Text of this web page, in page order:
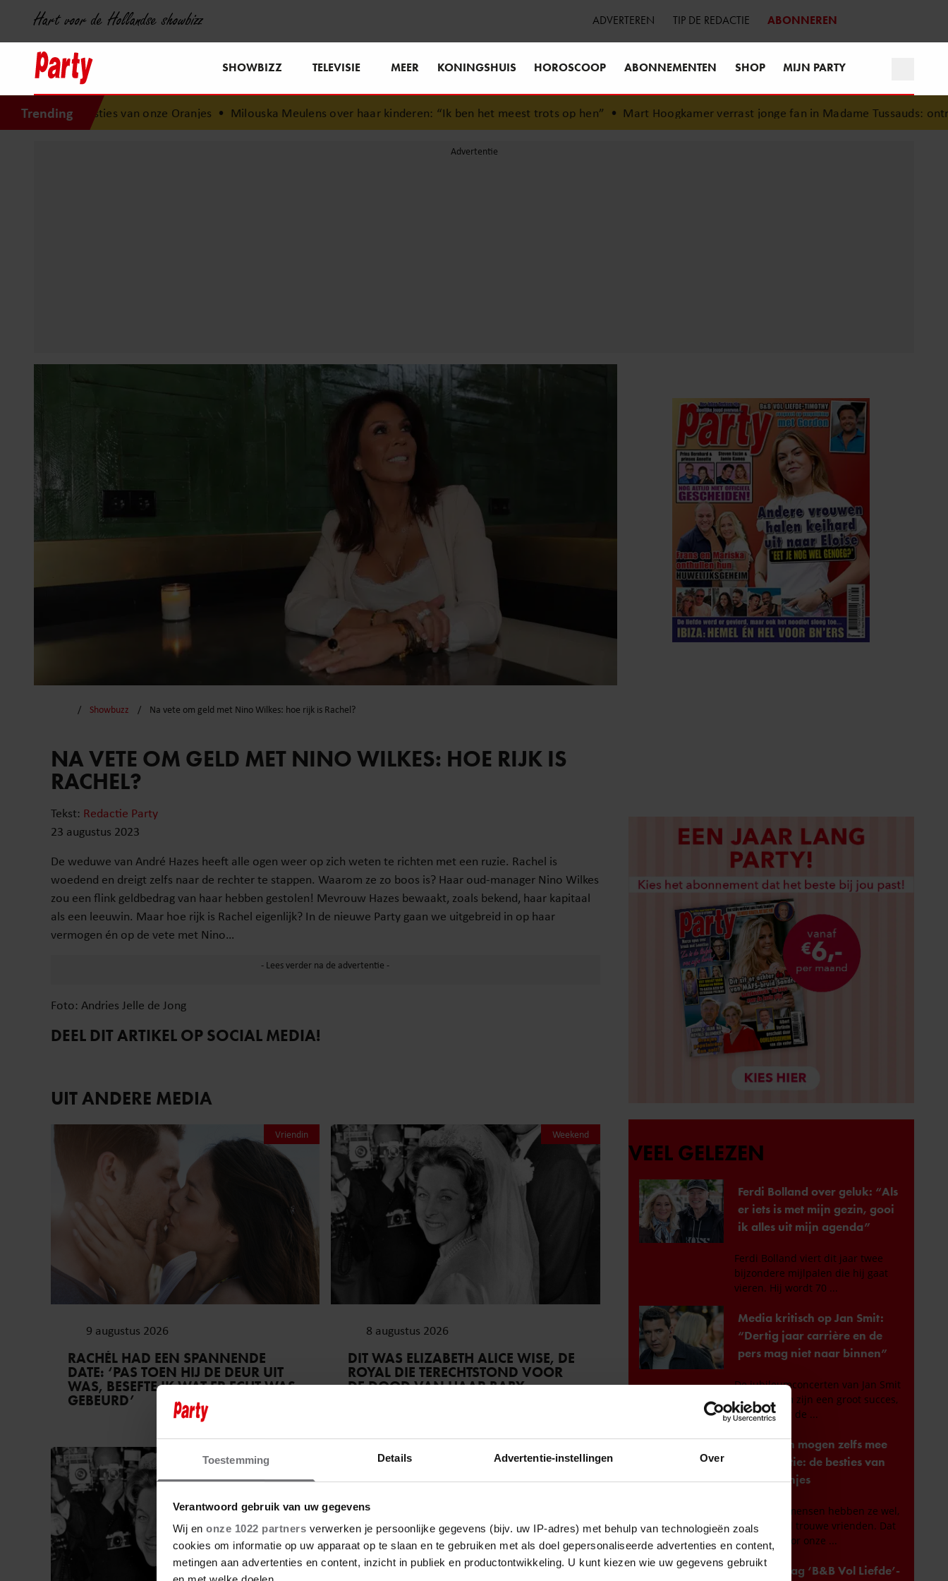
Toestemming Details Advertentie-instellingen Over
Verantwoord gebruik van uw gegevens
Wij en onze 1022 partners verwerken je persoonlijke gegevens (bijv. uw IP-adres) met behulp van technologieën zoals
cookies om informatie op uw apparaat op te slaan en te gebruiken met als doel gepersonaliseerde advertenties en content,
metingen aan advertenties en content, inzicht in publiek en productontwikkeling. U kunt kiezen wie uw gegevens gebruikt
Hart voor de Hollandse showbizz ADVERTEREN TIP DE REDACTIE ABONNEREN
SHOWBIZZ TELEVISIE MEER KONINGSHUIS HOROSCOOP ABONNEMENTEN SHOP MIJN PARTY
Trending
besties van onze Oranjes •Milouska Meulens over haar kinderen: “Ik ben het meest trots op hen” •Mart Hoogkamer verrast jonge fan in Madame Tussauds: ontroerend
Showbuzz Na vete om geld met Nino Wilkes: hoe rijk is Rachel?
NA VETE OM GELD MET NINO WILKES: HOE RIJK IS
RACHEL?
Tekst: Redactie Party
23 augustus 2023
De weduwe van André Hazes heeft alle ogen weer op zich weten te richten met een ruzie. Rachel is
woedend en dreigt zelfs naar de rechter te stappen. Waarom ze zo boos is? Haar oud-manager Nino Wilkes
zou een flink geldbedrag van haar hebben gestolen! Mevrouw Hazes bewaakt, zoals bekend, haar kapitaal
als een leeuwin. Maar hoe rijk is Rachel eigenlijk? In de nieuwe Party gaan we uitgebreid in op haar
vermogen én op de vete met Nino…
Foto: Andries Jelle de Jong
DEEL DIT ARTIKEL OP SOCIAL MEDIA!
UIT ANDERE MEDIA
Vriendin
9 augustus 2026
RACHÉL HAD EEN SPANNENDE
DATE: ‘PAS TOEN HIJ DE DEUR UIT
WAS, BESEFTE IK WAT ER ECHT WAS
GEBEURD’
Weekend
8 augustus 2026
DIT WAS ELIZABETH ALICE WISE, DE
ROYAL DIE TERECHTSTOND VOOR
DE DOOD VAN HAAR BABY
Sante